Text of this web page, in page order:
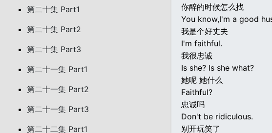
第二十集 Part1
第二十集 Part2
第二十集 Part3
第二十一集 Part1
第二十一集 Part2
第二十一集 Part3
第二十二集 Part1
你醉的时候怎么找
You know,I'm a good
我是个好丈夫
I'm faithful.
我很忠诚
Is she? Is she what?
她呢 她什么
Faithful?
忠诚吗
Don't be ridiculous.
别开玩笑了